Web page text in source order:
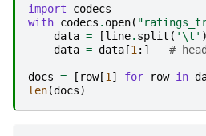
import
codecs
with codecs . open(
data = [line. split ( '\t ' )
data = data[1 :] #
docs = [ row[1 ] for row in
len(docs)